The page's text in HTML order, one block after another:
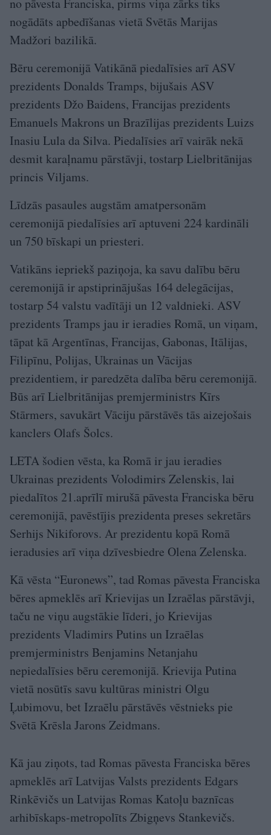
nogādāts apbedīšanas vietā Svētās Marijas
Madžori bazilikā.
Bēru ceremonijā Vatikānā piedalīsies arī ASV
prezidents Donalds Tramps, bijušais ASV
prezidents Džo Baidens, Francijas prezidents
Emanuels Makrons un Brazīlijas prezidents Luizs
Inasiu Lula da Silva. Piedalīsies arī vairāk nekā
desmit karaļnamu pārstāvji, tostarp Lielbritānijas
princis Viljams.
Līdzās pasaules augstām amatpersonām
ceremonijā piedalīsies arī aptuveni 224 kardināli
un 750 bīskapi un priesteri.
Vatikāns iepriekš paziņoja, ka savu dalību bēru
ceremonijā ir apstiprinājušas 164 delegācijas,
tostarp 54 valstu vadītāji un 12 valdnieki. ASV
prezidents Tramps jau ir ieradies Romā, un viņam,
tāpat kā Argentīnas, Francijas, Gabonas, Itālijas,
Filipīnu, Polijas, Ukrainas un Vācijas
prezidentiem, ir paredzēta dalība bēru ceremonijā.
Būs arī Lielbritānijas premjerministrs Kīrs
Stārmers, savukārt Vāciju pārstāvēs tās aizejošais
kanclers Olafs Šolcs.
LETA šodien vēsta, ka Romā ir jau ieradies
Ukrainas prezidents Volodimirs Zelenskis, lai
piedalītos 21.aprīlī mirušā pāvesta Franciska bēru
ceremonijā, pavēstījis prezidenta preses sekretārs
Serhijs Nikiforovs. Ar prezidentu kopā Romā
ieradusies arī viņa dzīvesbiedre Olena Zelenska.
Kā vēsta “Euronews”, tad Romas pāvesta Franciska
bēres apmeklēs arī Krievijas un Izraēlas pārstāvji,
taču ne viņu augstākie līderi, jo Krievijas
prezidents Vladimirs Putins un Izraēlas
premjerministrs Benjamins Netanjahu
nepiedalīsies bēru ceremonijā. Krievija Putina
vietā nosūtīs savu kultūras ministri Olgu
Ļubimovu, bet Izraēlu pārstāvēs vēstnieks pie
Svētā Krēsla Jarons Zeidmans.
Kā jau ziņots, tad Romas pāvesta Franciska bēres
apmeklēs arī Latvijas Valsts prezidents Edgars
Rinkēvičs un Latvijas Romas Katoļu baznīcas
arhibīskaps-metropolīts Zbigņevs Stankevičs.